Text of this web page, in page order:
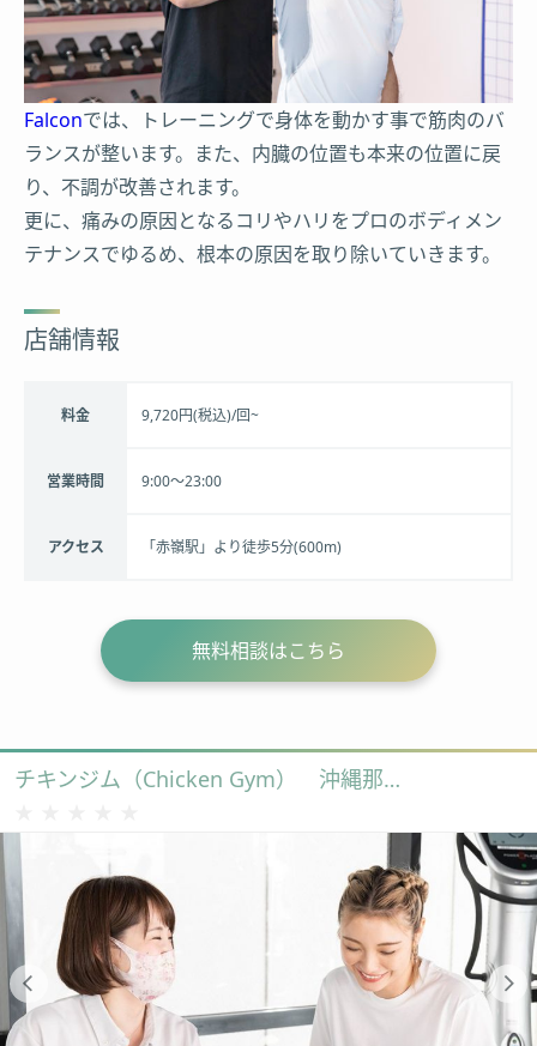
Falconでは、トレーニングで身体を動かす事で筋肉のバ
ランスが整います。また、内臓の位置も本来の位置に戻
り、不調が改善されます。
更に、痛みの原因となるコリやハリをプロのボディメン
テナンスでゆるめ、根本の原因を取り除いていきます。
店舗情報
料金 9,720円(税込)/回~
営業時間 9:00〜23:00
アクセス 「赤嶺駅」より徒歩5分(600m)
無料相談はこちら
チキンジム（Chicken Gym） 沖縄那覇店